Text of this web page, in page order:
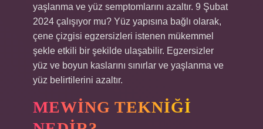
yaşlanma ve yüz semptomlarını azaltır. 9 Şubat
2024 çalışıyor mu? Yüz yapısına bağlı olarak,
çene çizgisi egzersizleri istenen mükemmel
şekle etkili bir şekilde ulaşabilir. Egzersizler
yüz ve boyun kaslarını sınırlar ve yaşlanma ve
yüz belirtilerini azaltır.
MEWING TEKNIĞI